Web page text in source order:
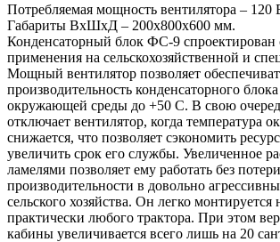
Потребляемая мощность вентилятора – 120
Габариты ВхШхД – 200х800х600 мм.
Конденсаторный блок ФС-9 спроектирован
применения на сельскохозяйственной и
Мощный вентилятор позволяет
производительность конденсаторного
окружающей среды до +50 С. В свою
отключает вентилятор, когда температура
снижается, что позволяет сэкономить
увеличить срок его службы. Увеличенное
ламелями позволяет ему работать без потери
производительности в довольно
сельского хозяйства. Он легко
практически любого трактора. При этом
кабины увеличивается всего лишь на 20